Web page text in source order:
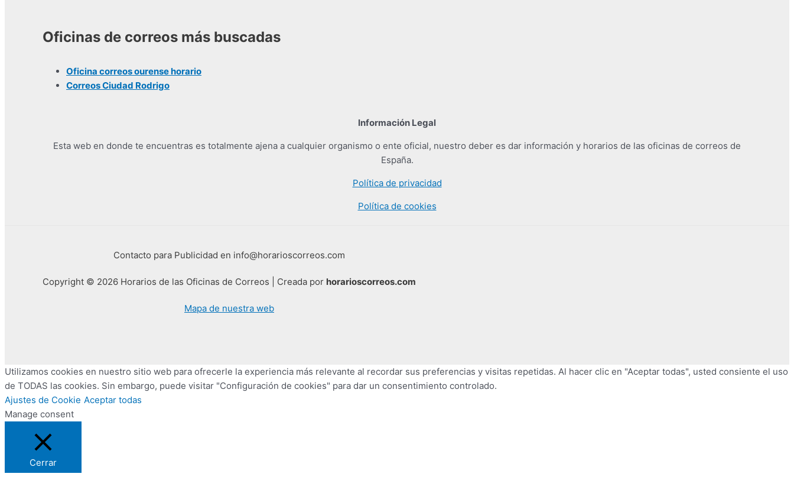
Oficinas de correos más buscadas
Oficina correos ourense horario
Correos Ciudad Rodrigo
Información Legal
Esta web en donde te encuentras es totalmente ajena a cualquier organismo o ente oficial, nuestro deber es dar información y horarios de las oficinas de correos de
España.
Política de privacidad
Política de cookies
Contacto para Publicidad en info@horarioscorreos.com
Copyright © 2026 Horarios de las Oficinas de Correos | Creada por horarioscorreos.com
Mapa de nuestra web
Utilizamos cookies en nuestro sitio web para ofrecerle la experiencia más relevante al recordar sus preferencias y visitas repetidas. Al hacer clic en "Aceptar todas", usted consiente el uso
de TODAS las cookies. Sin embargo, puede visitar "Configuración de cookies" para dar un consentimiento controlado.
Ajustes de Cookie Aceptar todas
Manage consent
Cerrar